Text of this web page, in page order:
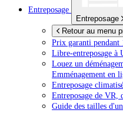
Entreposage
Entreposage
Retour au menu
Prix garanti pendant
Libre-entreposage à
Louez un
Emménagement en
Entreposage
Entreposage de VR,
Guide des tailles